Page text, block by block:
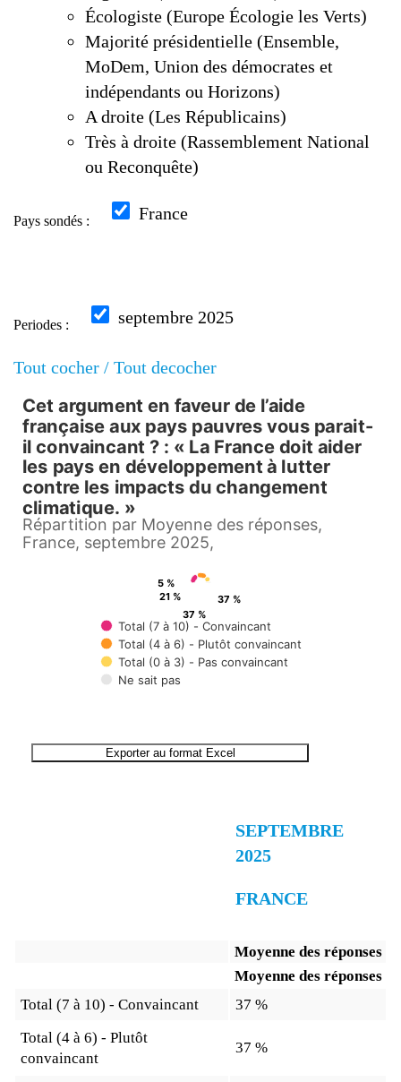
Écologiste (Europe Écologie les Verts)
Majorité présidentielle (Ensemble,
MoDem, Union des démocrates et
indépendants ou Horizons)
A droite (Les Républicains)
Très à droite (Rassemblement National
ou Reconquête)
Pays sondés : France
Periodes : septembre 2025
Tout cocher / Tout decocher
Cet argument en faveur de
Pie chart with 4 slices.
Répartition par Moyenne des réponses, France,
View as data table, Cet argument en faveur de l’aide française aux
Cet argument en faveur de l’aide
française aux pays pauvres vous parait-
il convaincant ? : « La France doit aider
les pays en développement à lutter
contre les impacts du changement
climatique. »
Répartition par Moyenne des réponses,
France, septembre 2025,
37 %
37 %
21 %
5 %
Total (7 à 10) - Convaincant
Total (4 à 6) - Plutôt convaincant
Total (0 à 3) - Pas convaincant
Ne sait pas
End of interactive chart.
Exporter au format Excel
SEPTEMBRE
2025
FRANCE
Moyenne des réponses
Moyenne des réponses
Total (7 à 10) - Convaincant
37 %
Total (4 à 6) - Plutôt
convaincant
37 %